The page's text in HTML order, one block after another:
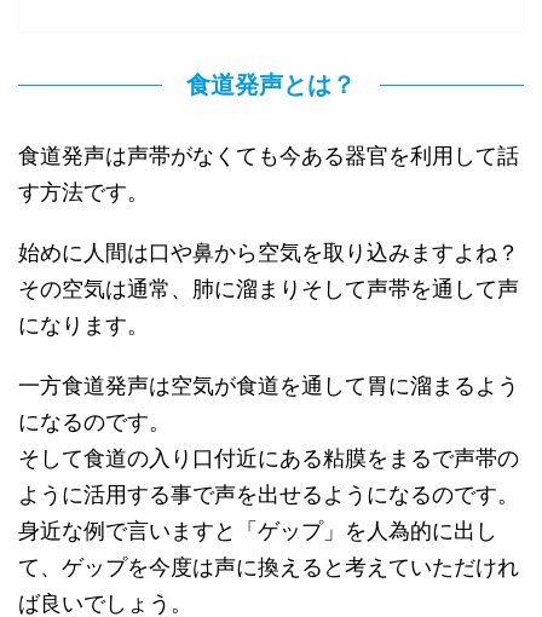
食道発声とは？
食道発声は声帯がなくても今ある器官を利用して話
す方法です。
始めに人間は口や鼻から空気を取り込みますよね？
その空気は通常、肺に溜まりそして声帯を通して声
になります。
一方食道発声は空気が食道を通して胃に溜まるよう
になるのです。
そして食道の入り口付近にある粘膜をまるで声帯の
ように活用する事で声を出せるようになるのです。
身近な例で言いますと「ゲップ」を人為的に出し
て、ゲップを今度は声に換えると考えていただけれ
ば良いでしょう。